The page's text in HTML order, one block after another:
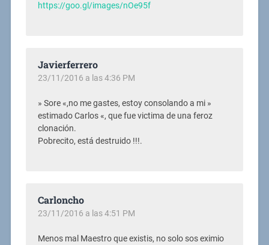
https://goo.gl/images/nOe95f
Javierferrero
23/11/2016 a las 4:36 PM
» Sore «,no me gastes, estoy consolando a mi »
estimado Carlos «, que fue victima de una feroz
clonación.
Pobrecito, está destruido !!!.
Carloncho
23/11/2016 a las 4:51 PM
Menos mal Maestro que existis, no solo sos eximio